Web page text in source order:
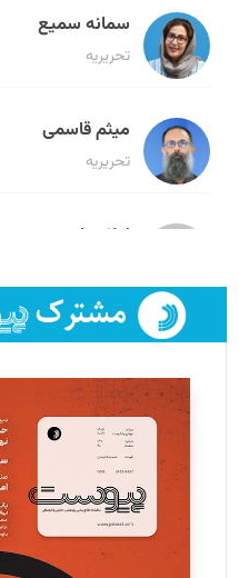
سمانه سمیع
تحریریه
میثم قاسمی
تحریریه
لیلا حنارود
فائزه فتحی رستمی
تحریریه
سروش کرمیان
تحریریه
مینا پاکدل